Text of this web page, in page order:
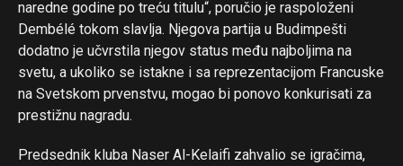
naredne godine po treću titulu“, poručio je raspoloženi
Dembélé tokom slavlja. Njegova partija u Budimpešti
dodatno je učvrstila njegov status među najboljima na
svetu, a ukoliko se istakne i sa reprezentacijom Francuske
na Svetskom prvenstvu, mogao bi ponovo konkurisati za
prestižnu nagradu.
Predsednik kluba Naser Al-Kelaifi zahvalio se igračima,
Flipboard
Pinterest